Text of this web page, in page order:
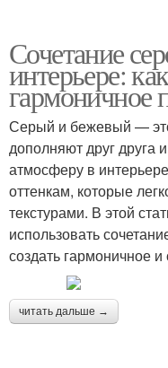
Сочетание
интерьере:
гармоничное
Серый и бежевый —
дополняют друг друга
атмосферу в
оттенкам, которые
текстурами. В этой
использовать
создать гармоничное
читать дальше →